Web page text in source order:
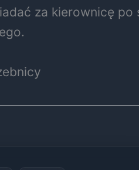
za kierownicę